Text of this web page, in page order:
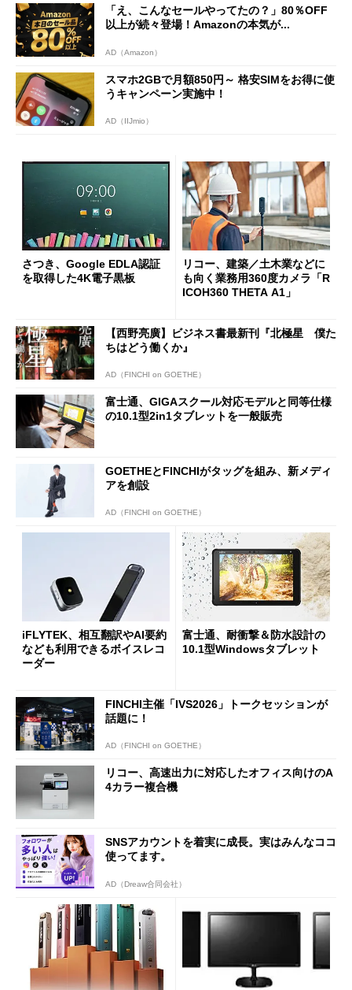
「え、こんなセールやってたの？」80％OFF
以上が続々登場！Amazonの本気が...
AD（Amazon）
スマホ2GBで月額850円～ 格安SIMをお得に使
うキャンペーン実施中！
AD（IIJmio）
さつき、Google EDLA認証
を取得した4K電子黒板
リコー、建築／土木業などに
も向く業務用360度カメラ「R
ICOH360 THETA A1」
【西野亮廣】ビジネス書最新刊『北極星 僕た
ちはどう働くか』
AD（FINCHI on GOETHE）
富士通、GIGAスクール対応モデルと同等仕様
の10.1型2in1タブレットを一般販売
GOETHEとFINCHIがタッグを組み、新メディ
アを創設
AD（FINCHI on GOETHE）
iFLYTEK、相互翻訳やAI要約
なども利用できるボイスレコ
ーダー
富士通、耐衝撃＆防水設計の
10.1型Windowsタブレット
FINCHI主催「IVS2026」トークセッションが
話題に！
AD（FINCHI on GOETHE）
リコー、高速出力に対応したオフィス向けのA
4カラー複合機
SNSアカウントを着実に成長。実はみんなココ
使ってます。
AD（Dreaw合同会社）